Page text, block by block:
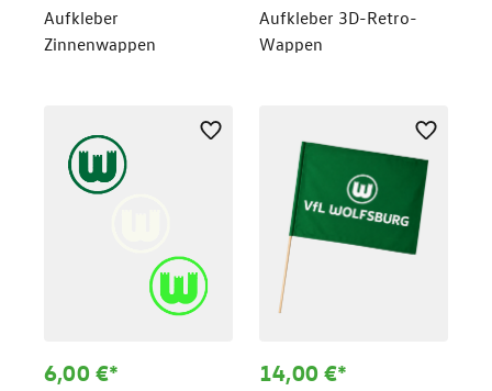
Aufkleber
Zinnenwappen
Aufkleber 3D-Retro-
Wappen
6,00 €* 14,00 €*